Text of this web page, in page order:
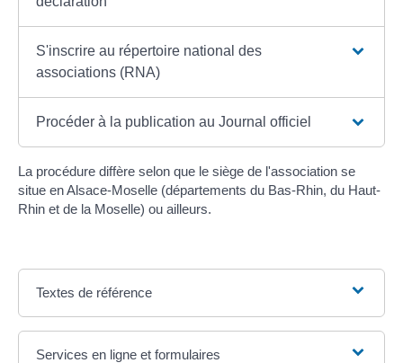
S'inscrire au répertoire national des
associations (RNA)
Procéder à la publication au Journal officiel
La procédure diffère selon que le siège de l'association se
situe en Alsace-Moselle (départements du Bas-Rhin, du Haut-
Rhin et de la Moselle) ou ailleurs.
Textes de référence
Services en ligne et formulaires